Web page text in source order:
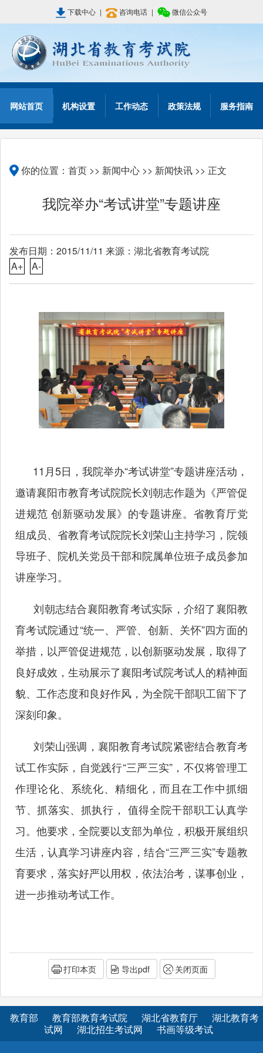
下载中心 | 咨询电话 | 微信公众号
网站首页 机构设置 工作动态 政策法规 服务指南
你的位置： 首页 >> 新闻中心 >> 新闻快讯 >> 正文
我院举办“考试讲堂”专题讲座
发布日期：2015/11/11 来源：湖北省教育考试院
A+
A-
11月5日，我院举办“考试讲堂”专题讲座活动，
邀请襄阳市教育考试院院长刘朝志作题为《严管促
进规范 创新驱动发展》的专题讲座。省教育厅党
组成员、省教育考试院院长刘荣山主持学习，院领
导班子、院机关党员干部和院属单位班子成员参加
讲座学习。
刘朝志结合襄阳教育考试实际，介绍了襄阳教
育考试院通过“统一、严管、创新、关怀”四方面的
举措，以严管促进规范，以创新驱动发展，取得了
良好成效，生动展示了襄阳考试院考试人的精神面
貌、工作态度和良好作风，为全院干部职工留下了
深刻印象。
刘荣山强调，襄阳教育考试院紧密结合教育考
试工作实际，自觉践行“三严三实”，不仅将管理工
作理论化、系统化、精细化，而且在工作中抓细
节、抓落实、抓执行， 值得全院干部职工认真学
习。他要求，全院要以支部为单位，积极开展组织
生活，认真学习讲座内容，结合“三严三实”专题教
育要求，落实好严以用权，依法治考，谋事创业，
进一步推动考试工作。
打印本页 导出pdf 关闭页面
教育部 教育部教育考试院 湖北省教育厅
湖北教育考
试网
湖北招生考试网 书画等级考试